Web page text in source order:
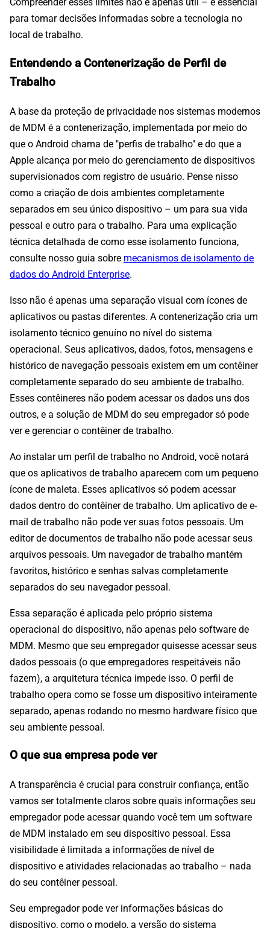
para tomar decisões informadas sobre a tecnologia no
local de trabalho.
Entendendo a Contenerização de Perfil de
Trabalho
A base da proteção de privacidade nos sistemas modernos
de MDM é a contenerização, implementada por meio do
que o Android chama de "perfis de trabalho" e do que a
Apple alcança por meio do gerenciamento de dispositivos
supervisionados com registro de usuário. Pense nisso
como a criação de dois ambientes completamente
separados em seu único dispositivo – um para sua vida
pessoal e outro para o trabalho. Para uma explicação
técnica detalhada de como esse isolamento funciona,
consulte nosso guia sobre mecanismos de isolamento de
dados do Android Enterprise.
Isso não é apenas uma separação visual com ícones de
aplicativos ou pastas diferentes. A contenerização cria um
isolamento técnico genuíno no nível do sistema
operacional. Seus aplicativos, dados, fotos, mensagens e
histórico de navegação pessoais existem em um contêiner
completamente separado do seu ambiente de trabalho.
Esses contêineres não podem acessar os dados uns dos
outros, e a solução de MDM do seu empregador só pode
ver e gerenciar o contêiner de trabalho.
Ao instalar um perfil de trabalho no Android, você notará
que os aplicativos de trabalho aparecem com um pequeno
ícone de maleta. Esses aplicativos só podem acessar
dados dentro do contêiner de trabalho. Um aplicativo de e-
mail de trabalho não pode ver suas fotos pessoais. Um
editor de documentos de trabalho não pode acessar seus
arquivos pessoais. Um navegador de trabalho mantém
favoritos, histórico e senhas salvas completamente
separados do seu navegador pessoal.
Essa separação é aplicada pelo próprio sistema
operacional do dispositivo, não apenas pelo software de
MDM. Mesmo que seu empregador quisesse acessar seus
dados pessoais (o que empregadores respeitáveis não
fazem), a arquitetura técnica impede isso. O perfil de
trabalho opera como se fosse um dispositivo inteiramente
separado, apenas rodando no mesmo hardware físico que
seu ambiente pessoal.
O que sua empresa pode ver
A transparência é crucial para construir confiança, então
vamos ser totalmente claros sobre quais informações seu
empregador pode acessar quando você tem um software
de MDM instalado em seu dispositivo pessoal. Essa
visibilidade é limitada a informações de nível de
dispositivo e atividades relacionadas ao trabalho – nada
do seu contêiner pessoal.
Seu empregador pode ver informações básicas do
dispositivo, como o modelo, a versão do sistema